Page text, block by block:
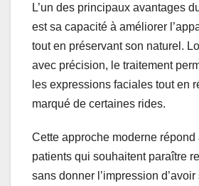
L’un des principaux avantages
est sa capacité à améliorer
tout en préservant son naturel.
avec précision, le traitement
les expressions faciales tout en
marqué de certaines rides.
Cette approche moderne répond
patients qui souhaitent paraître
sans donner l’impression